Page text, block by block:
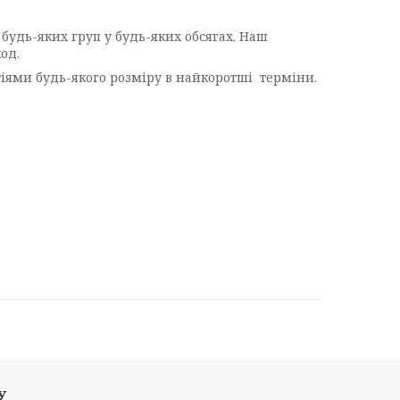
яких груп у будь-яких обсягах. Наш
будь-якого розміру в найкоротші терміни.